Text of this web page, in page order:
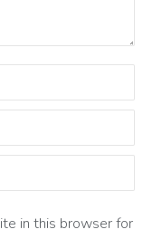
in this browser for